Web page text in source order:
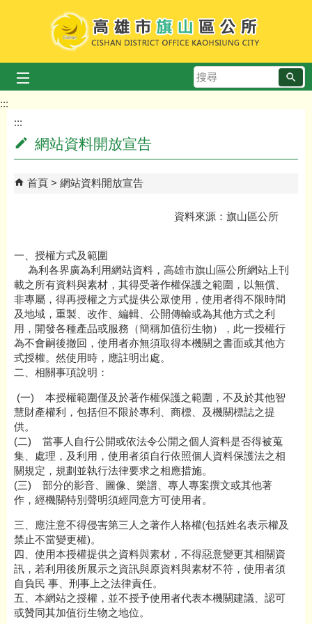
跳到主要內容區塊
搜
尋
:::
:::
網站資料開放宣告
首頁 網站資料開放宣告
資料來源：旗山區公所
一、授權方式及範圍
為利各界廣為利用網站資料，高雄市旗山區公所網站上刊
載之所有資料與素材，其得受著作權保護之範圍，以無償、
非專屬，得再授權之方式提供公眾使用，使用者得不限時間
及地域，重製、改作、編輯、公開傳輸或為其他方式之利
用，開發各種產品或服務（簡稱加值衍生物），此一授權行
為不會嗣後撤回，使用者亦無須取得本機關之書面或其他方
式授權。然使用時，應註明出處。
二、相關事項說明：
(一) 本授權範圍僅及於著作權保護之範圍，不及於其他智
慧財產權利，包括但不限於專利、商標、及機關標誌之提
供。
(二) 當事人自行公開或依法令公開之個人資料是否得被蒐
集、處理，及利用，使用者須自行依照個人資料保護法之相
關規定，規劃並執行法律要求之相應措施。
(三) 部分的影音、圖像、樂譜、專人專案撰文或其他著
作，經機關特別聲明須經同意方可使用者。
三、應注意不得侵害第三人之著作人格權(包括姓名表示權及
禁止不當變更權)。
四、使用本授權提供之資料與素材，不得惡意變更其相關資
訊，若利用後所展示之資訊與原資料與素材不符，使用者須
自負民 事、刑事上之法律責任。
五、本網站之授權，並不授予使用者代表本機關建議、認可
或贊同其加值衍生物之地位。